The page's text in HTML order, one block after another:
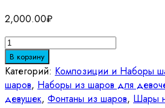
2,000.00₽
Количество
товара
Сет
№
47
В корзину
Категорий: Композиции и Наборы
шаров, Наборы из шаров для
девушек, Фонтаны из шаров, Шары